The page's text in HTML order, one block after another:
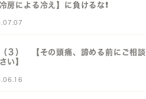
房による冷え】に負けるな❗️
３） 【その頭痛、諦める前にご相談
い】